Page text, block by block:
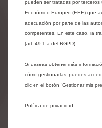
JUEGO DE 2
AIRE - DE
DELANTERAS
Entrega
Price
is
52,72
Quantity
updated
to:
pueden ser tratadas por
Económico Europeo (EEE) que
adecuación por parte de las
competentes. En este caso, la
(art. 49.1.a del RGPD).
Si deseas obtener más
cómo gestionarlas, puedes
clic en el botón “Gestionar mis
Política de privacidad